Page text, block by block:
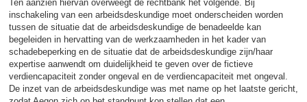
Ten aanzien hiervan overweegt de rechtbank het volgende. Bij
inschakeling van een arbeidsdeskundige moet onderscheiden worden
tussen de situatie dat de arbeidsdeskundige de benadeelde kan
begeleiden in hervatting van de werkzaamheden in het kader van
schadebeperking en de situatie dat de arbeidsdeskundige zijn/haar
expertise aanwendt om duidelijkheid te geven over de fictieve
verdiencapaciteit zonder ongeval en de verdiencapaciteit met ongeval.
De inzet van de arbeidsdeskundige was met name op het laatste gericht,